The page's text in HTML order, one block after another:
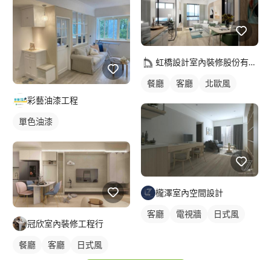
彩藝油漆工程
單色油漆
冠欣室內裝修工程行
餐廳 客廳 日式風
虹橋設計室內裝修股份有限公司
餐廳 客廳 北歐風
櫳澤室內空間設計
客廳 電視牆 日式風